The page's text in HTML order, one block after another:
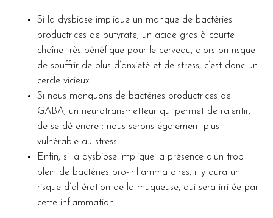
Si la dysbiose implique un manque de bactéries
productrices de butyrate, un acide gras à courte
chaîne très bénéfique pour le cerveau, alors on risque
de souffrir de plus d’anxiété et de stress, c’est donc un
cercle vicieux.
Si nous manquons de bactéries productrices de
GABA, un neurotransmetteur qui permet de ralentir,
de se détendre : nous serons également plus
vulnérable au stress.
Enfin, si la dysbiose implique la présence d’un trop
plein de bactéries pro-inflammatoires, il y aura un
risque d’altération de la muqueuse, qui sera irritée par
cette inflammation.